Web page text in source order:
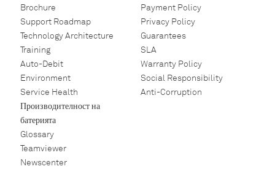
Brochure
Support Roadmap
Technology Architecture
Training
Auto-Debit
Environment
Service Health
Производителност на
батерията
Glossary
Teamviewer
Newscenter
Payment Policy
Privacy Policy
Guarantees
SLA
Warranty Policy
Social Responsibility
Anti-Corruption